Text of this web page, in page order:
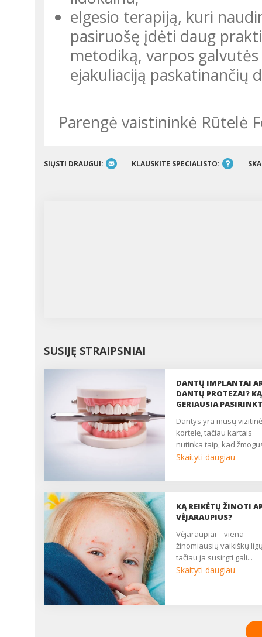
elgesio terapiją, kuri
pasiruošę įdėti daug
metodiką, varpos
ejakuliaciją paskatinančių
Parengė vaistininkė Rūtelė
SIŲSTI DRAUGUI: KLAUSKITE SPECIALISTO:
SUSIJĘ STRAIPSNIAI
DANTŲ IMPLANTAI
DANTŲ PROTEZAI? KĄ
GERIAUSIA
dantys yra mūsų vizitinė
kortelę, tačiau kartais
nutinka taip, kad
Skaityti daugiau
KĄ REIKĖTŲ ŽINOTI
VĖJARAUPIUS?
vėjaraupiai – viena
žinomiausių vaikiškų
tačiau ja susirgti gali...
Skaityti daugiau